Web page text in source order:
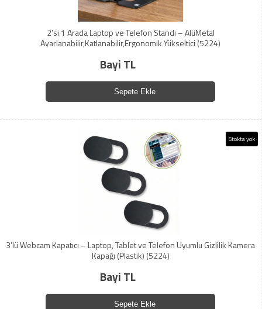
2’si 1 Arada Laptop ve Telefon Standı – AlüMetal
Ayarlanabilir,Katlanabilir,Ergonomik Yükseltici (5224)
Bayi TL
Sepete Ekle
Stokta yok
3’lü Webcam Kapatıcı – Laptop, Tablet ve Telefon Uyumlu Gizlilik Kamera
Kapağı (Plastik) (5224)
Bayi TL
Sepete Ekle